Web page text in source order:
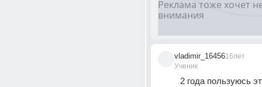
vladimir_16456
Ученик
16лет
2 года пользуюсь